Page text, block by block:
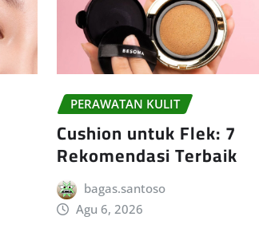
PERAWATAN KULIT
Cushion untuk Flek: 7
Rekomendasi Terbaik
bagas.santoso
Agu 6, 2026